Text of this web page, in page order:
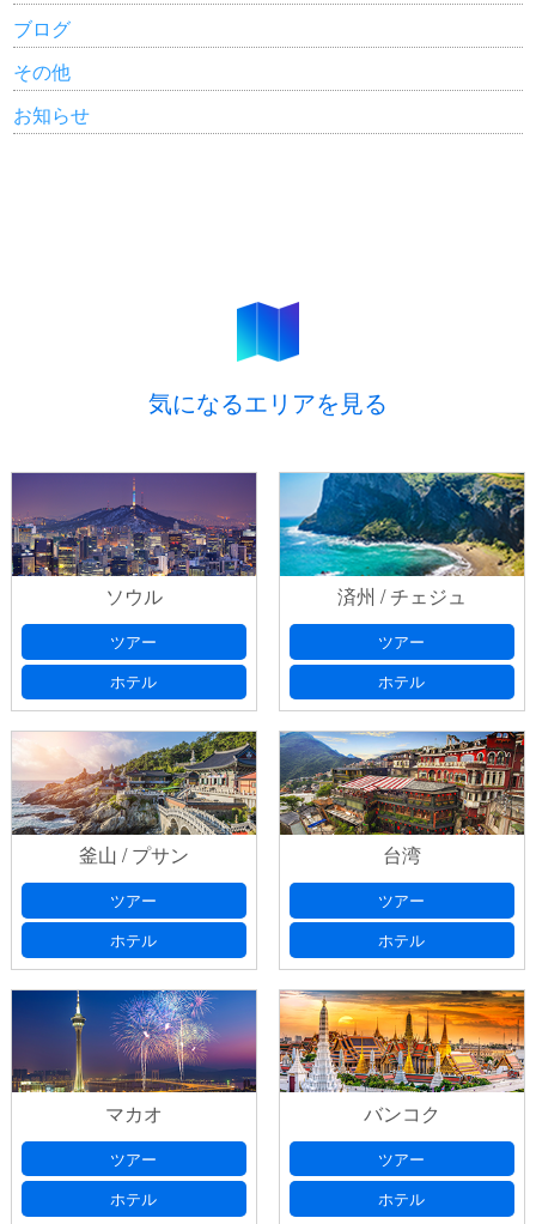
ブログ
その他
お知らせ
気になるエリアを見る
ソウル
ツアー
ホテル
済州 / チェジュ
ツアー
ホテル
釜山 / プサン
ツアー
ホテル
台湾
ツアー
ホテル
マカオ
ツアー
ホテル
バンコク
ツアー
ホテル